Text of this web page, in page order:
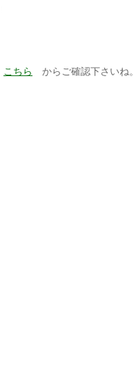
こちら からご確認下さいね。